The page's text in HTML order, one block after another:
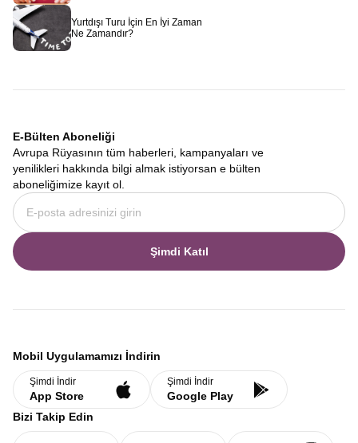
Yurtdışı Turu İçin En İyi Zaman
Ne Zamandır?
E-Bülten Aboneliği
Avrupa Rüyasının tüm haberleri, kampanyaları ve
yenilikleri hakkında bilgi almak istiyorsan e bülten
aboneliğimize kayıt ol.
Şimdi Katıl
Mobil Uygulamamızı İndirin
Şimdi İndir
App Store
Şimdi İndir
Google Play
Bizi Takip Edin